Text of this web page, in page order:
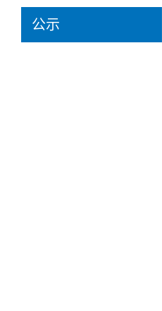
公示